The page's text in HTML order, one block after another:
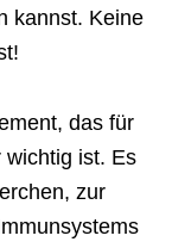
kannst. Keine
das für
wichtig ist. Es
zur